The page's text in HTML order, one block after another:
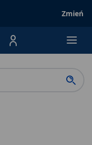
Zmień
Produktów,